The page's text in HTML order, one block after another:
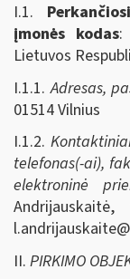
I.1.
įmonės kodas:
Lietuvos
I.1.1.Adresas,
01514 Vilnius
I.1.2.
telefonas(-ai),
elektroninė
II. PIRKIMO